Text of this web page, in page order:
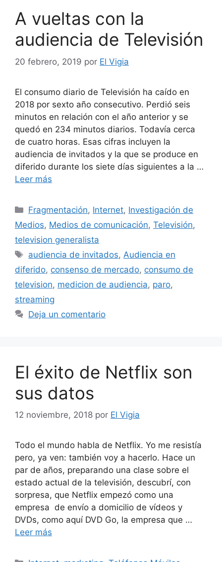
A vueltas con la
audiencia de Televisión
20 febrero, 2019 por El Vigia
El consumo diario de Televisión ha caído en
2018 por sexto año consecutivo. Perdió seis
minutos en relación con el año anterior y se
quedó en 234 minutos diarios. Todavía cerca
de cuatro horas. Esas cifras incluyen la
audiencia de invitados y la que se produce en
diferido durante los siete días siguientes a la …
Leer más
Categorías
Fragmentación, Internet, Investigación de
Medios, Medios de comunicación, Televisión,
television generalista
Etiquetas
audiencia de invitados, Audiencia en
diferido, consenso de mercado, consumo de
television, medicion de audiencia, paro,
streaming
Deja un comentario
El éxito de Netflix son
sus datos
12 noviembre, 2018 por El Vigia
Todo el mundo habla de Netflix. Yo me resistía
pero, ya ven: también voy a hacerlo. Hace un
par de años, preparando una clase sobre el
estado actual de la televisión, descubrí, con
sorpresa, que Netflix empezó como una
empresa de envío a domicilio de vídeos y
DVDs, como aquí DVD Go, la empresa que …
Leer más